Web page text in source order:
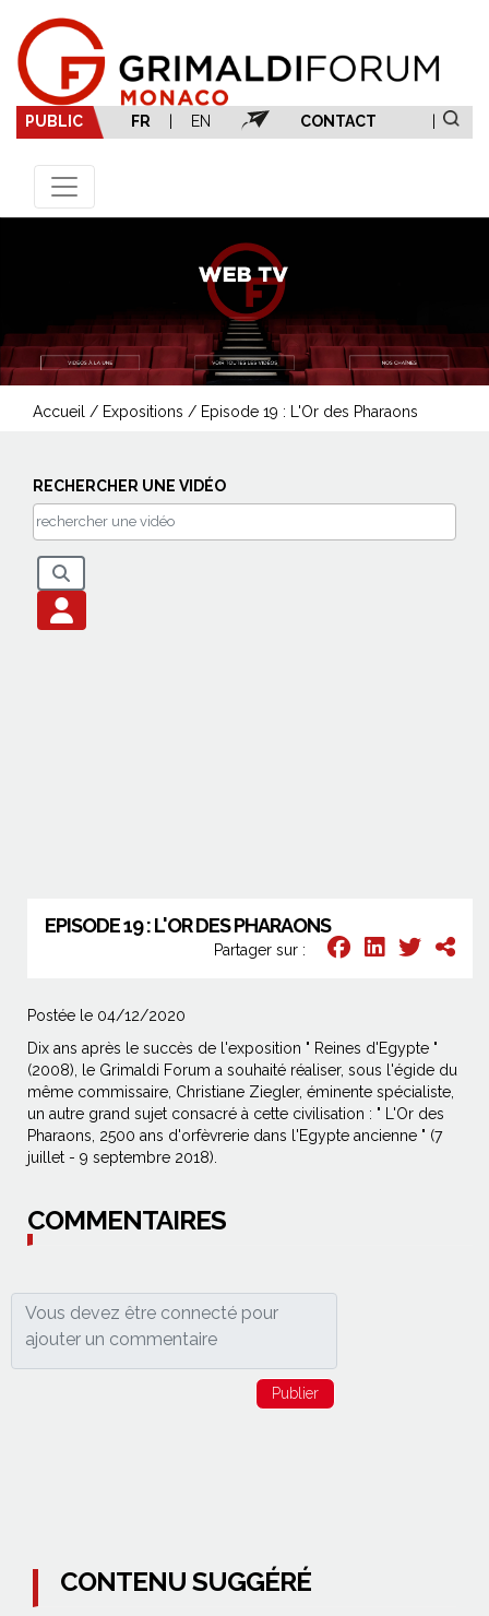
PUBLIC FR EN CONTACT
Accueil / Expositions / Episode 19 : L'Or des Pharaons
RECHERCHER UNE VIDÉO
EPISODE 19 : L'OR DES PHARAONS
Partager sur :
Postée le 04/12/2020
Dix ans après le succès de l'exposition " Reines d'Egypte "
(2008), le Grimaldi Forum a souhaité réaliser, sous l'égide du
même commissaire, Christiane Ziegler, éminente spécialiste,
un autre grand sujet consacré à cette civilisation : " L'Or des
Pharaons, 2500 ans d'orfèvrerie dans l'Egypte ancienne " (7
juillet - 9 septembre 2018).
COMMENTAIRES
Publier
CONTENU SUGGÉRÉ